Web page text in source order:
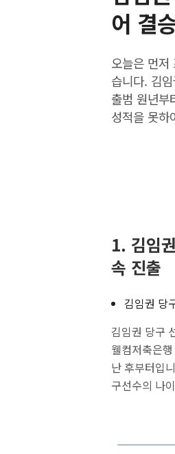
어 결
오늘은 먼저
습니다. 김
출범 원년부
성적을 못하
1. 김임
속 진출
김임권 당
김임권 당구
웰컴저축은
난 후부터입
구선수의 나